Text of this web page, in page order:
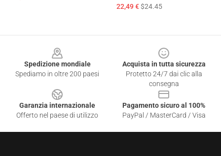
22,49 €$24.45
Spedizione mondiale
Spediamo in oltre 200 paesi
Acquista in tutta sicurezza
Protetto 24/7 dai clic alla
consegna
Garanzia internazionale
Offerto nel paese di utilizzo
Pagamento sicuro al 100%
PayPal / MasterCard / Visa